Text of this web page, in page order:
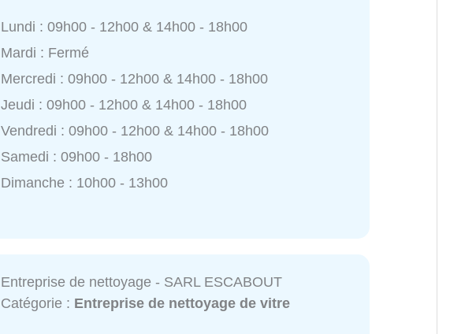
Lundi : 09h00 - 12h00 & 14h00 - 18h00
Mardi : Fermé
Mercredi : 09h00 - 12h00 & 14h00 - 18h00
Jeudi : 09h00 - 12h00 & 14h00 - 18h00
Vendredi : 09h00 - 12h00 & 14h00 - 18h00
Samedi : 09h00 - 18h00
Dimanche : 10h00 - 13h00
Entreprise de nettoyage - SARL ESCABOUT
Catégorie : Entreprise de nettoyage de vitre